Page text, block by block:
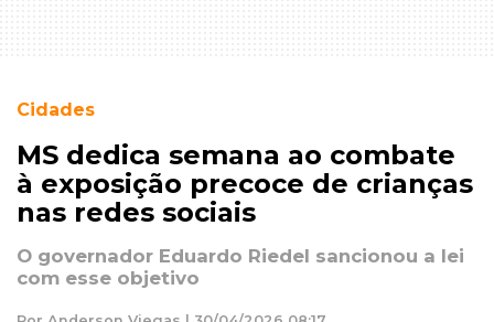
Cidades
MS dedica semana ao combate
à exposição precoce de crianças
nas redes sociais
O governador Eduardo Riedel sancionou a lei
com esse objetivo